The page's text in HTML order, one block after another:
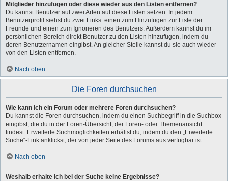
Mitglieder hinzufügen oder diese wieder aus den Listen entfernen?
Du kannst Benutzer auf zwei Arten auf diese Listen setzen: In jedem
Benutzerprofil siehst du zwei Links: einen zum Hinzufügen zur Liste der
Freunde und einen zum Ignorieren des Benutzers. Außerdem kannst du im
persönlichen Bereich direkt Benutzer zu den Listen hinzufügen, indem du
deren Benutzernamen eingibst. An gleicher Stelle kannst du sie auch wieder
von den Listen entfernen.
Nach oben
Die Foren durchsuchen
Wie kann ich ein Forum oder mehrere Foren durchsuchen?
Du kannst die Foren durchsuchen, indem du einen Suchbegriff in die Suchbox
eingibst, die du in der Foren-Übersicht, der Foren- oder Themenansicht
findest. Erweiterte Suchmöglichkeiten erhältst du, indem du den „Erweiterte
Suche“-Link anklickst, der von jeder Seite des Forums aus verfügbar ist.
Nach oben
Weshalb erhalte ich bei der Suche keine Ergebnisse?